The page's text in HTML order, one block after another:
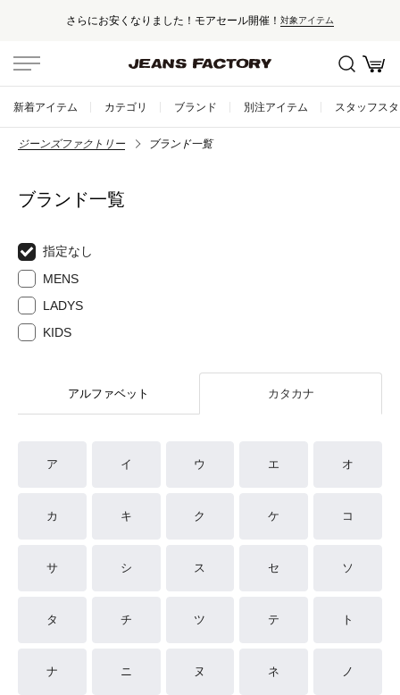
さらにお安くなりました！モアセール開催！ 対象アイテム
新着アイテム カテゴリ ブランド 別注アイテム スタッフス
ジーンズファクトリー ブランド一覧
ブランド一覧
指定なし
MENS
LADYS
KIDS
アルファベット カタカナ
ア イ ウ エ オ
カ キ ク ケ コ
サ シ ス セ ソ
タ チ ツ テ ト
ナ ニ ヌ ネ ノ